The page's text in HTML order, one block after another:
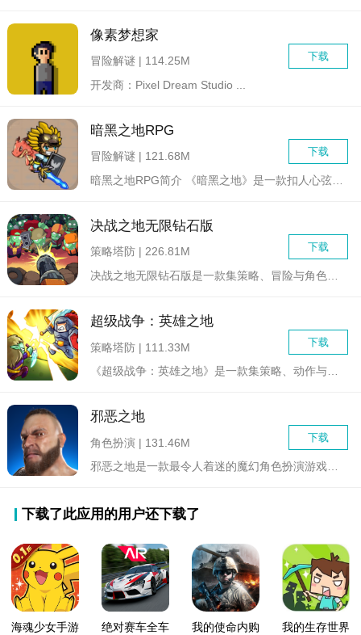
像素梦想家
下载
冒险解谜 | 114.25M
开发商：Pixel Dream Studio ...
暗黑之地RPG
下载
冒险解谜 | 121.68M
暗黑之地RPG简介 《暗黑之地》是一款扣人心弦的暗黑风...
决战之地无限钻石版
下载
策略塔防 | 226.81M
决战之地无限钻石版是一款集策略、冒险与角色扮演于一体的手机游...
超级战争：英雄之地
下载
策略塔防 | 111.33M
《超级战争：英雄之地》是一款集策略、动作与角色扮演于一体的创...
邪恶之地
下载
角色扮演 | 131.46M
邪恶之地是一款最令人着迷的魔幻角色扮演游戏，通过在这个充满各...
下载了此应用的用户还下载了
海魂少女手游 绝对赛车全车 我的使命内购 我的生存世界